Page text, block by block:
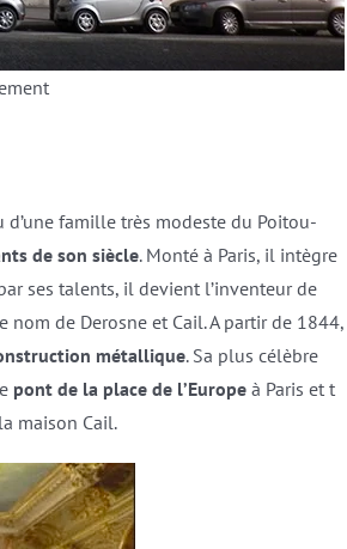
famille très modeste du Poitou-
de son siècle. Monté à Paris, il intègre
ses talents, il devient l’inventeur de
de Derosne et Cail. A partir de 1844,
métallique. Sa plus célèbre
pont de la place de l’Europeà Paris et t
maison Cail.